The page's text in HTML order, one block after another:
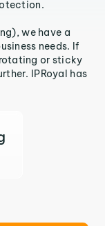
we have a
needs. If
rotating or sticky
IPRoyal has